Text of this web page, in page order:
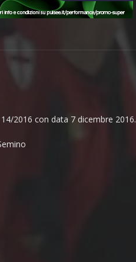
2016 con data 7 dicembre 2016.